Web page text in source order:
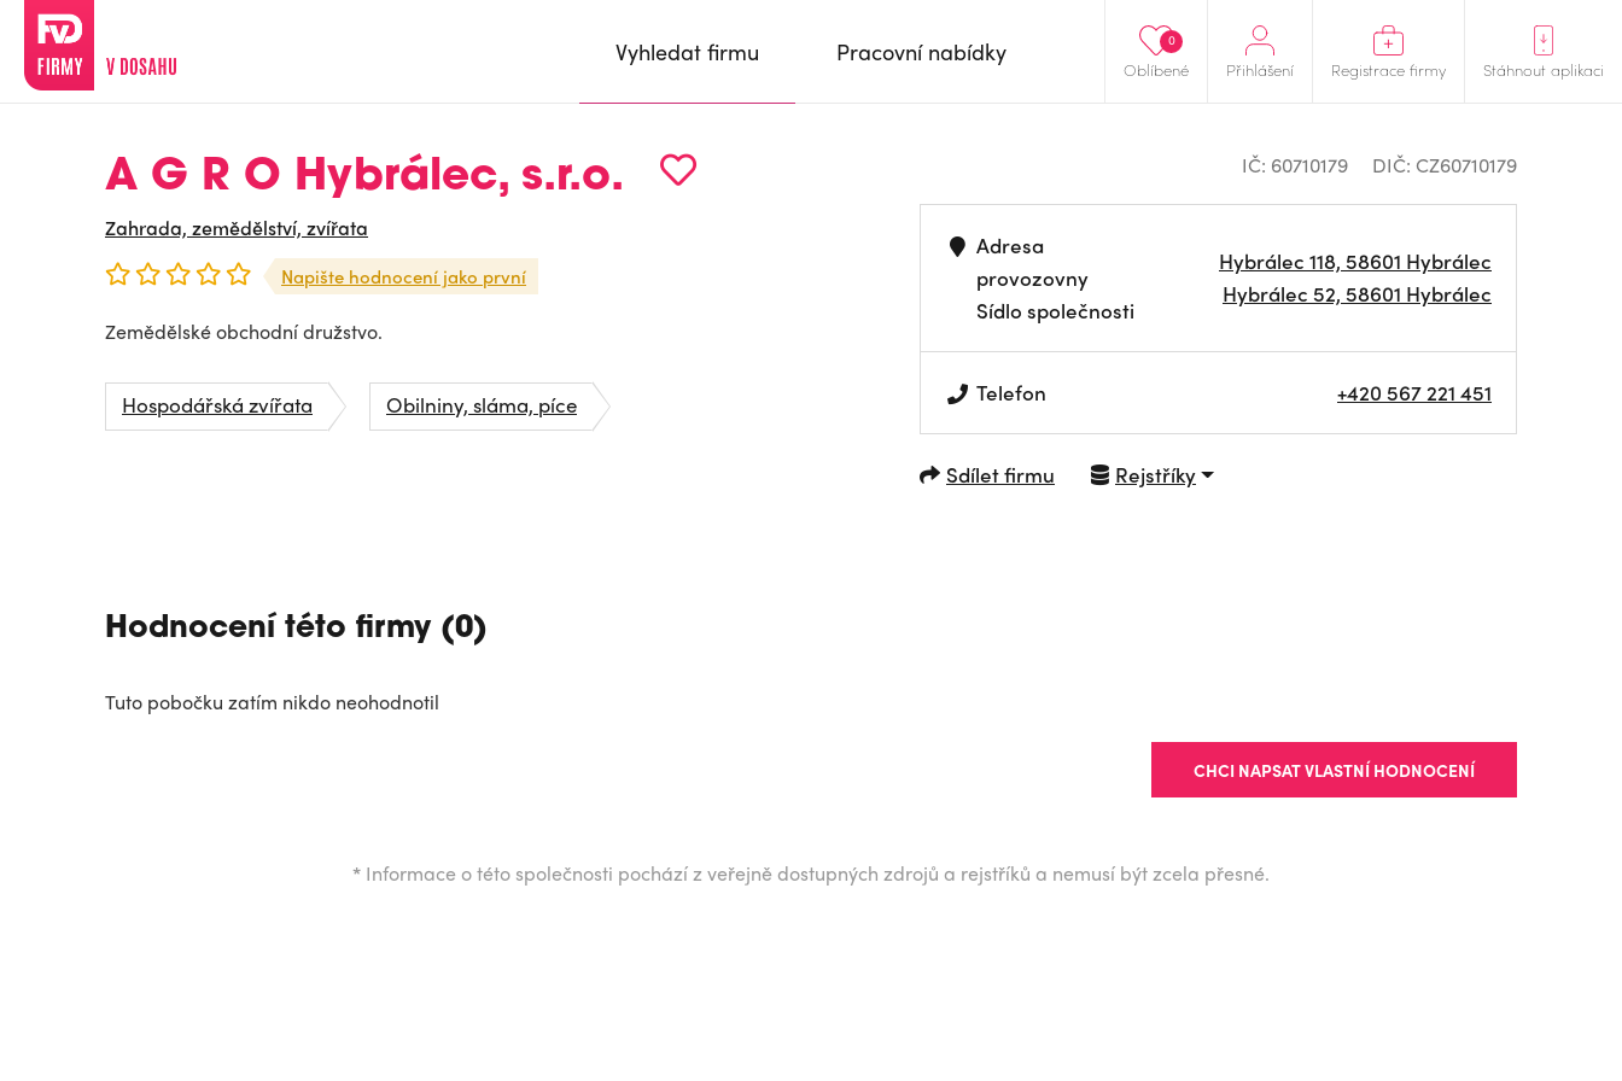
Oblíbené
0
Přihlášení Registrace firmy Stáhnout aplikaci
Vyhledat firmu Pracovní nabídky
A G R O Hybrálec, s.r.o.
Zahrada, zemědělství, zvířata
Napište hodnocení jako první
Zemědělské obchodní družstvo.
Hospodářská zvířata Obilniny, sláma, píce
IČ: 60710179 DIČ: CZ60710179
Adresa
provozovny
Sídlo společnosti
Hybrálec 118, 58601 Hybrálec
Hybrálec 52, 58601 Hybrálec
Telefon +420 567 221 451
Sdílet firmu Rejstříky
Hodnocení této firmy (0)
Tuto pobočku zatím nikdo neohodnotil
CHCI NAPSAT VLASTNÍ HODNOCENÍ
* Informace o této společnosti pochází z veřejně dostupných zdrojů a rejstříků a nemusí být zcela přesné.